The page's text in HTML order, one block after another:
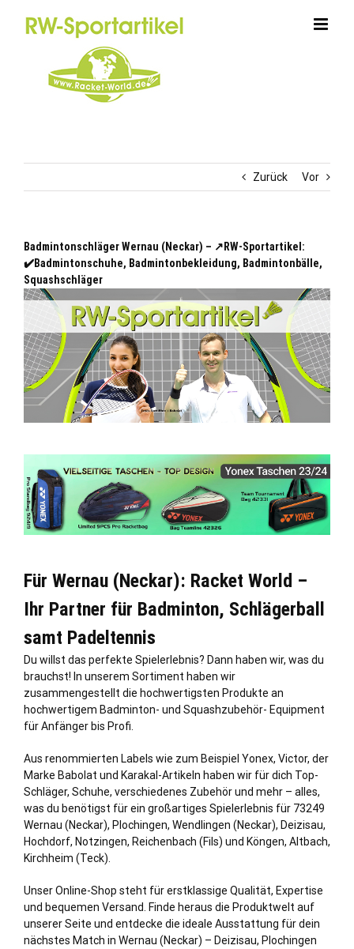
Zurück Vor
Badmintonschläger Wernau (Neckar) – ↗️RW-Sportartikel:
✔️Badmintonschuhe, Badmintonbekleidung, Badmintonbälle,
Squashschläger
Für Wernau (Neckar): Racket World –
Ihr Partner für Badminton, Schlägerball
samt Padeltennis
Du willst das perfekte Spielerlebnis? Dann haben wir, was du
brauchst! In unserem Sortiment haben wir
zusammengestellt die hochwertigsten Produkte an
hochwertigem Badminton- und Squashzubehör- Equipment
für Anfänger bis Profi.
Aus renommierten Labels wie zum Beispiel Yonex, Victor, der
Marke Babolat und Karakal-Artikeln haben wir für dich Top-
Schläger, Schuhe, verschiedenes Zubehör und mehr – alles,
was du benötigst für ein großartiges Spielerlebnis für 73249
Wernau (Neckar), Plochingen, Wendlingen (Neckar), Deizisau,
Hochdorf, Notzingen, Reichenbach (Fils) und Köngen, Altbach,
Kirchheim (Teck)
Unser Online-Shop steht für erstklassige Qualität, Expertise
und bequemen Versand. Finde heraus die Produktwelt auf
unserer Seite und entdecke die ideale Ausstattung für dein
nächstes Match in Wernau (Neckar) – Deizisau, Plochingen